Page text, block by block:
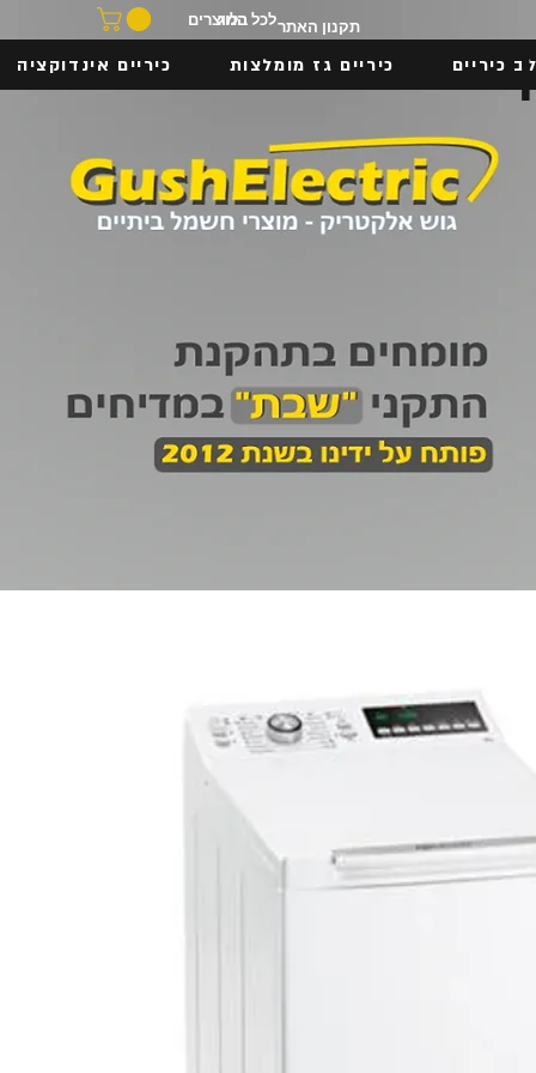
בלוג
לכל המוצרים
כיריים כיריים גז מומלצות כיריים אינדוקציה
תקנון האתר